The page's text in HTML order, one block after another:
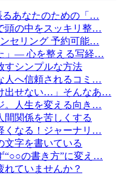
るあなたのための「…
頭の中をスッキリ整…
セリング 予約可能…
」— 心を整える写経…
すシンプルな方法
人へ信頼されるコミ…
出せない…」そんなあ…
。人生を変える向き…
間関係を苦しくする
くなる！ジャーナリ…
文字を書いている
“○○の書き方”に変え…
れていませんか？